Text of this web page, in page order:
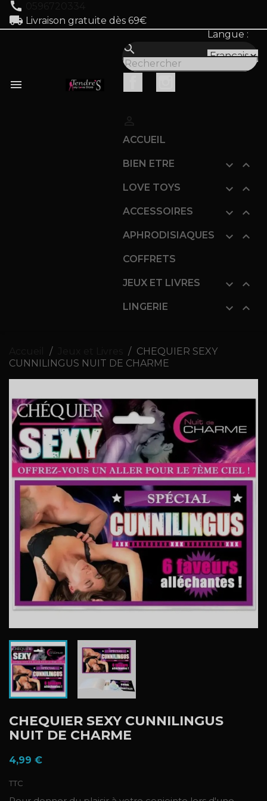
call
local_shipping Livraison gratuite dès 69€
Langue :

search
ACCUEIL
 
BIEN ETRE
 
LOVE TOYS
 
ACCESSOIRES
 
APHRODISIAQUES
COFFRETS
 
JEUX ET LIVRES
 
LINGERIE
CHEQUIER SEXY
CUNNILINGUS NUIT DE CHARME
CHEQUIER SEXY CUNNILINGUS
NUIT DE CHARME
4,99 €
TTC